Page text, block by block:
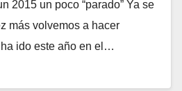
2015 un poco “parado” Ya se
más volvemos a hacer
ido este año en el…